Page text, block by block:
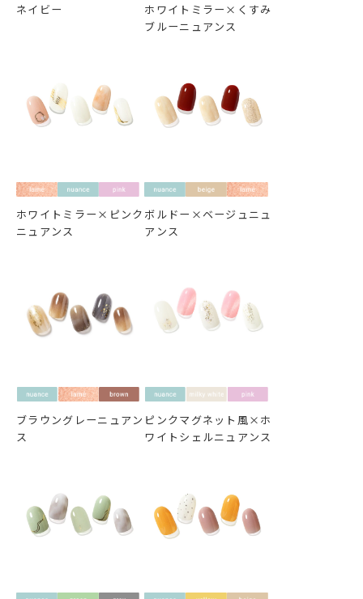
ネイビー
ホワイトミラー×くすみ
ブルーニュアンス
ホワイトミラー×ピンク
ニュアンス
ボルドー×ベージュニュ
アンス
ブラウングレーニュアン
ス
ピンクマグネット風×ホ
ワイトシェルニュアンス